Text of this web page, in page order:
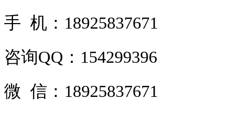
手 机：18925837671
咨询QQ：154299396
微 信：18925837671